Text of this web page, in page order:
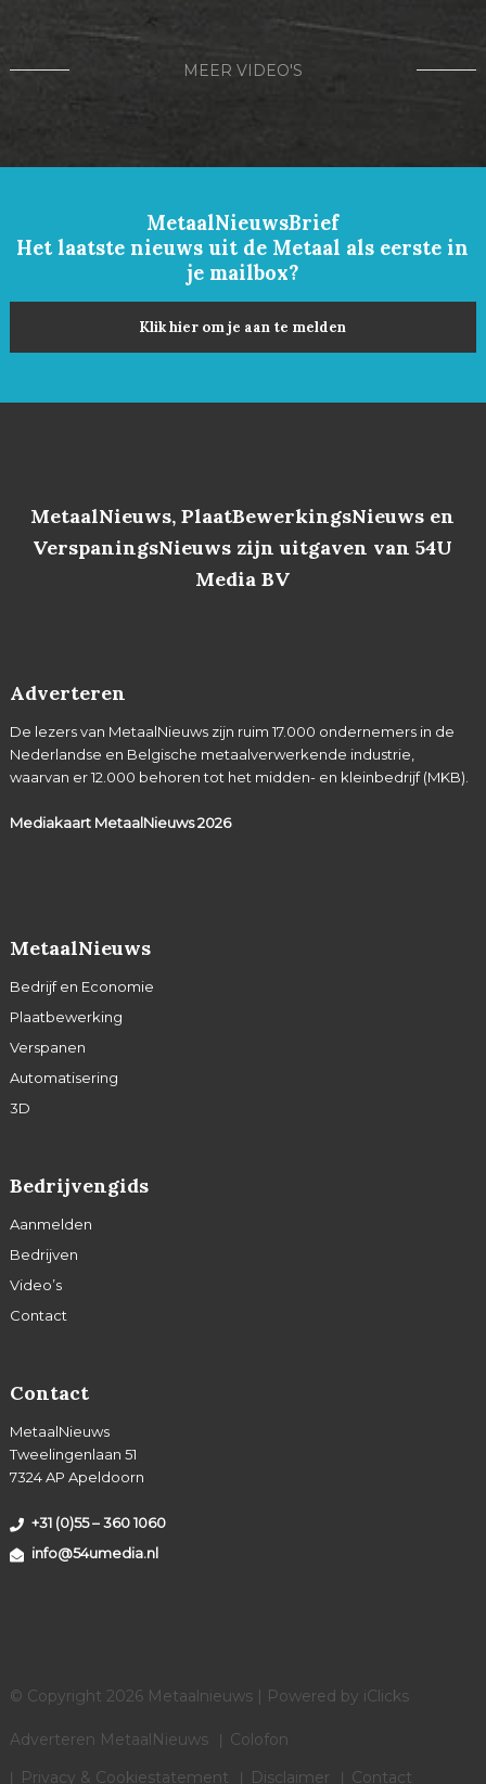
MEER VIDEO'S
MetaalNieuwsBrief
Het laatste nieuws uit de Metaal als eerste in
je mailbox?
Klik hier om je aan te melden
MetaalNieuws, PlaatBewerkingsNieuws en
VerspaningsNieuws zijn uitgaven van 54U
Media BV
Adverteren
De lezers van MetaalNieuws zijn ruim 17.000 ondernemers in de
Nederlandse en Belgische metaalverwerkende industrie,
waarvan er 12.000 behoren tot het midden- en kleinbedrijf (MKB).
Mediakaart MetaalNieuws2026
MetaalNieuws
Bedrijf en Economie
Plaatbewerking
Verspanen
Automatisering
3D
Bedrijvengids
Aanmelden
Bedrijven
Video’s
Contact
Contact
MetaalNieuws
Tweelingenlaan 51
7324 AP Apeldoorn
+31 (0)55 – 360 1060
info@54umedia.nl
© Copyright 2026 Metaalnieuws | Powered by iClicks
Adverteren MetaalNieuws
Colofon
Privacy & Cookiestatement
Disclaimer Contact